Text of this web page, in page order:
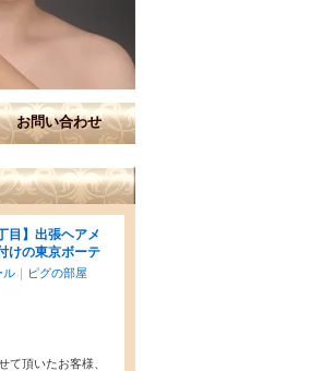
目】出張ヘアメ
けの東京ボーテ
ル ｜ ピグの部屋
て頂いたお客様、
お問い合わせ